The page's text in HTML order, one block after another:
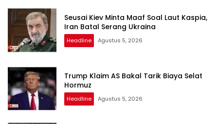
Seusai Kiev Minta Maaf Soal Laut Kaspia,
Iran Batal Serang Ukraina
Headline Agustus 5, 2026
Trump Klaim AS Bakal Tarik Biaya Selat
Hormuz
Headline Agustus 5, 2026